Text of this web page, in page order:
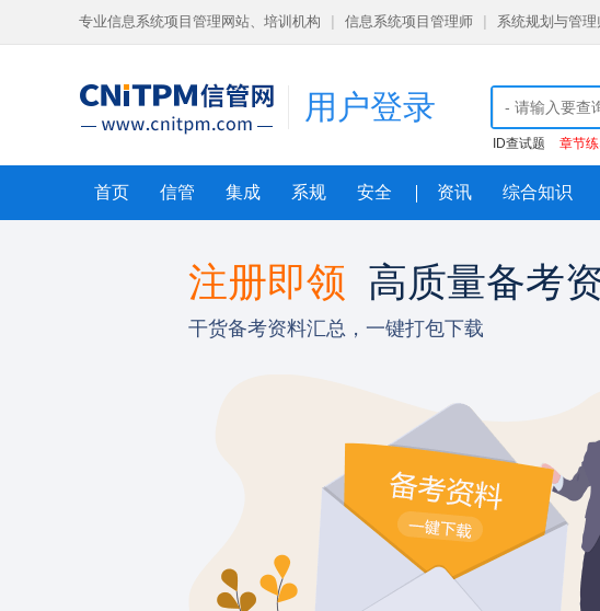
专业信息系统项目管理网站、培训机构 信息系统项目管理师 系统规划与管理
ID查试题 章节练
用户登录
首页 信管 集成 系规 安全 资讯 综合知识
注册即领 高质量备考
干货备考资料汇总，一键打包下载